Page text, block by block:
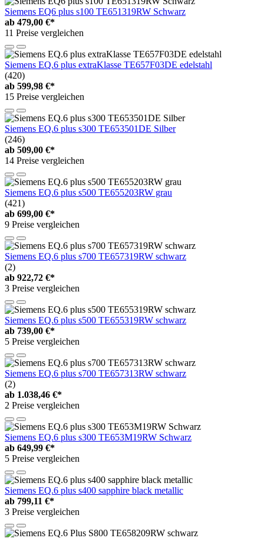
Siemens EQ6 plus s100 TE651319RW Schwarz
ab 479,00 €*
11 Preise vergleichen
Siemens EQ.6 plus extraKlasse TE657F03DE edelstahl
(420)
ab 599,98 €*
15 Preise vergleichen
Siemens EQ.6 plus s300 TE653501DE Silber
(246)
ab 509,00 €*
14 Preise vergleichen
Siemens EQ.6 plus s500 TE655203RW grau
(421)
ab 699,00 €*
9 Preise vergleichen
Siemens EQ.6 plus s700 TE657319RW schwarz
(2)
ab 922,72 €*
3 Preise vergleichen
Siemens EQ.6 plus s500 TE655319RW schwarz
ab 739,00 €*
5 Preise vergleichen
Siemens EQ.6 plus s700 TE657313RW schwarz
(2)
ab 1.038,46 €*
2 Preise vergleichen
Siemens EQ.6 plus s300 TE653M19RW Schwarz
ab 649,99 €*
5 Preise vergleichen
Siemens EQ.6 plus s400 sapphire black metallic
ab 799,11 €*
3 Preise vergleichen